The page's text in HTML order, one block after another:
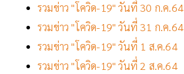
รวมข่าว "โควิด-19" วันที่ 30 ก.ค.64
รวมข่าว "โควิด-19" วันที่ 31 ก.ค.64
รวมข่าว "โควิด-19" วันที่ 1 ส.ค.64
รวมข่าว "โควิด-19" วันที่ 2 ส.ค.64